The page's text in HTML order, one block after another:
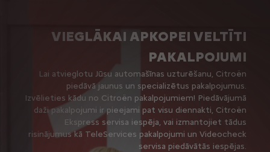
VIEGLĀKAI APKOPEI VELTĪTI
PAKALPOJUMI
Lai atvieglotu Jūsu automašīnas uzturēšanu, Citroën
piedāvā jaunus un specializētus pakalpojumus.
Izvēlieties kādu no Citroën pakalpojumiem! Piedāvājumā
daži pakalpojumi ir pieejami pat visu diennakti, Citroën
Ekspress servisa iespēja, vai izmantojiet tādus
risinājumus kā TeleServices pakalpojumi un Videocheck
servisa piedāvātās iespējas.